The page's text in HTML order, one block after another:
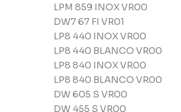
LPM 859 INOX VR00
DW7 67 FI VR01
LP8 440 INOX VR00
LP8 440 BLANCO VR00
LP8 840 INOX VR00
LP8 840 BLANCO VR00
DW 605 S VR00
DW 455 S VR00